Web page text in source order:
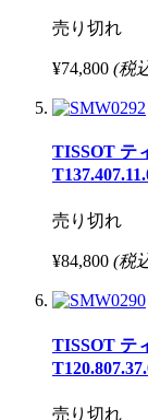
売り切れ
¥74,800 (税
TISSOT テ
売り切れ
¥84,800 (税
TISSOT テ
売り切れ